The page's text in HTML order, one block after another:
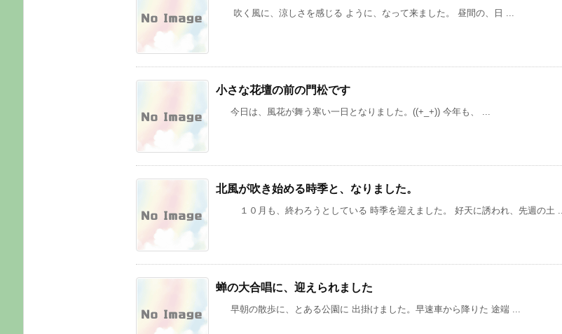
吹く風に、涼しさを感じる ように、なって来ました。 昼間の、日 ...
小さな花壇の前の門松です
今日は、風花が舞う寒い一日となりました。((+_+)) 今年も、 ...
北風が吹き始める時季と、なりました。
１０月も、終わろうとしている 時季を迎えました。 好天に誘われ、先週の土 ...
蝉の大合唱に、迎えられました
早朝の散歩に、とある公園に 出掛けました。早速車から降りた 途端 ...